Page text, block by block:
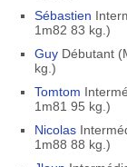
Sébastien
1m82 83 kg.)
GuyDébutant
kg.)
Tomtom
1m81 95 kg.)
Nicolas
1m88 88 kg.)